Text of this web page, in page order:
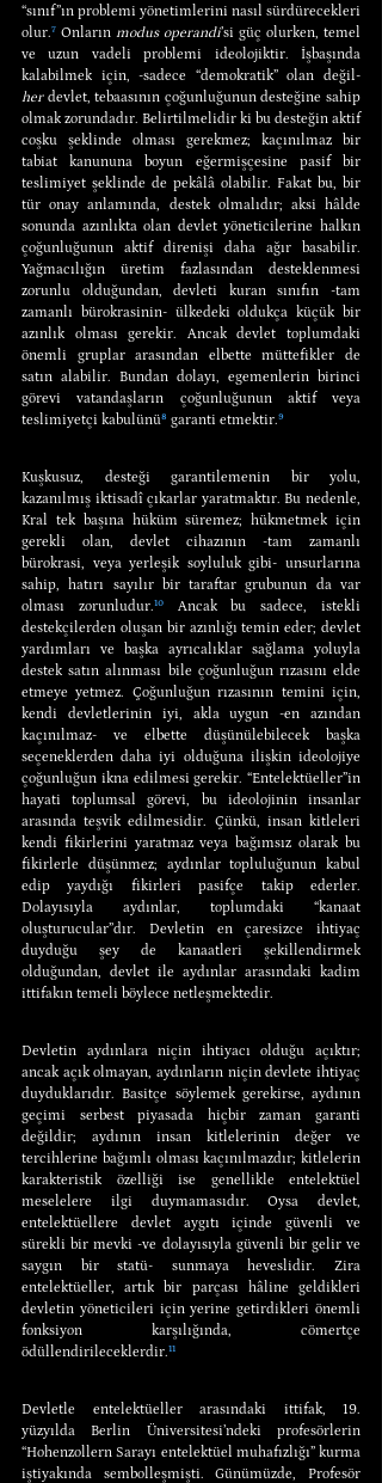
“sınıf”ın problemi yönetimlerini nasıl sürdürecekleri
olur.⁷ Onların modus operandi’si güç olurken, temel
ve uzun vadeli problemi ideolojiktir. İşbaşında
her devlet, tebaasının çoğunluğunun desteğine sahip
olmak zorundadır. Belirtilmelidir ki bu desteğin aktif
coşku şeklinde olması gerekmez; kaçınılmaz bir
tabiat kanununa boyun eğermişçesine pasif bir
teslimiyet şeklinde de pekâlâ olabilir. Fakat bu, bir
tür onay anlamında, destek olmalıdır; aksi hâlde
sonunda azınlıkta olan devlet yöneticilerine halkın
çoğunluğunun aktif direnişi daha ağır basabilir.
Yağmacılığın üretim fazlasından desteklenmesi
zorunlu olduğundan, devleti kuran sınıfın -tam
zamanlı bürokrasinin- ülkedeki oldukça küçük bir
azınlık olması gerekir. Ancak devlet toplumdaki
önemli gruplar arasından elbette müttefikler de
satın alabilir. Bundan dolayı, egemenlerin birinci
görevi vatandaşların çoğunluğunun aktif veya
teslimiyetçi kabulünü⁸ garanti etmektir.⁹
Kuşkusuz, desteği garantilemenin bir yolu,
kazanılmış iktisadî çıkarlar yaratmaktır. Bu nedenle,
Kral tek başına hüküm süremez; hükmetmek için
gerekli olan, devlet cihazının -tam zamanlı
bürokrasi, veya yerleşik soyluluk gibi- unsurlarına
sahip, hatırı sayılır bir taraftar grubunun da var
olması zorunludur.¹⁰ Ancak bu sadece, istekli
destekçilerden oluşan bir azınlığı temin eder; devlet
yardımları ve başka ayrıcalıklar sağlama yoluyla
destek satın alınması bile çoğunluğun rızasını elde
etmeye yetmez. Çoğunluğun rızasının temini için,
kendi devletlerinin iyi, akla uygun -en azından
kaçınılmaz- ve elbette düşünülebilecek başka
seçeneklerden daha iyi olduğuna ilişkin ideolojiye
çoğunluğun ikna edilmesi gerekir. “Entelektüeller”in
hayati toplumsal görevi, bu ideolojinin insanlar
arasında teşvik edilmesidir. Çünkü, insan kitleleri
kendi fikirlerini yaratmaz veya bağımsız olarak bu
fikirlerle düşünmez; aydınlar topluluğunun kabul
edip yaydığı fikirleri pasifçe takip ederler.
Dolayısıyla aydınlar, toplumdaki “kanaat
oluşturucular”dır. Devletin en çaresizce ihtiyaç
duyduğu şey de kanaatleri şekillendirmek
olduğundan, devlet ile aydınlar arasındaki kadim
ittifakın temeli böylece netleşmektedir.
Devletin aydınlara niçin ihtiyacı olduğu açıktır;
ancak açık olmayan, aydınların niçin devlete ihtiyaç
duyduklarıdır. Basitçe söylemek gerekirse, aydının
geçimi serbest piyasada hiçbir zaman garanti
değildir; aydının insan kitlelerinin değer ve
tercihlerine bağımlı olması kaçınılmazdır; kitlelerin
karakteristik özelliği ise genellikle entelektüel
meselelere ilgi duymamasıdır. Oysa devlet,
entelektüellere devlet aygıtı içinde güvenli ve
sürekli bir mevki -ve dolayısıyla güvenli bir gelir ve
saygın bir statü- sunmaya heveslidir. Zira
entelektüeller, artık bir parçası hâline geldikleri
devletin yöneticileri için yerine getirdikleri önemli
fonksiyon karşılığında, cömertçe
ödüllendirileceklerdir.¹¹
Devletle entelektüeller arasındaki ittifak, 19.
yüzyılda Berlin Üniversitesi’ndeki profesörlerin
“Hohenzollern Sarayı entelektüel muhafızlığı” kurma
iştiyakında sembolleşmişti. Günümüzde, Profesör